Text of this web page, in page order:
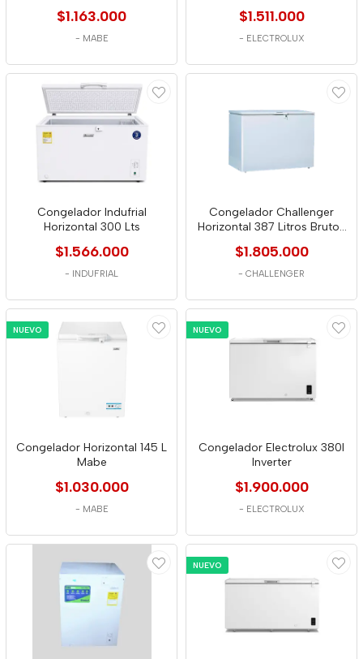
$1.163.000
- MABE
$1.511.000
- ELECTROLUX
Congelador Indufrial
Horizontal 300 Lts
$1.566.000
- INDUFRIAL
Congelador Challenger
Horizontal 387 Litros Brutos
$1.805.000
- CHALLENGER
NUEVO
Congelador Horizontal 145 L
Mabe
$1.030.000
- MABE
NUEVO
Congelador Electrolux 380l
Inverter
$1.900.000
- ELECTROLUX
NUEVO